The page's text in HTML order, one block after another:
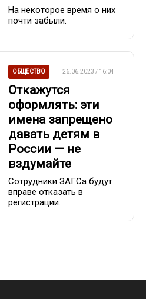
На некоторое время о них
почти забыли.
ОБЩЕСТВО 26.06.2023 / 16:04
Откажутся
оформлять: эти
имена запрещено
давать детям в
России — не
вздумайте
Сотрудники ЗАГСа будут
вправе отказать в
регистрации.